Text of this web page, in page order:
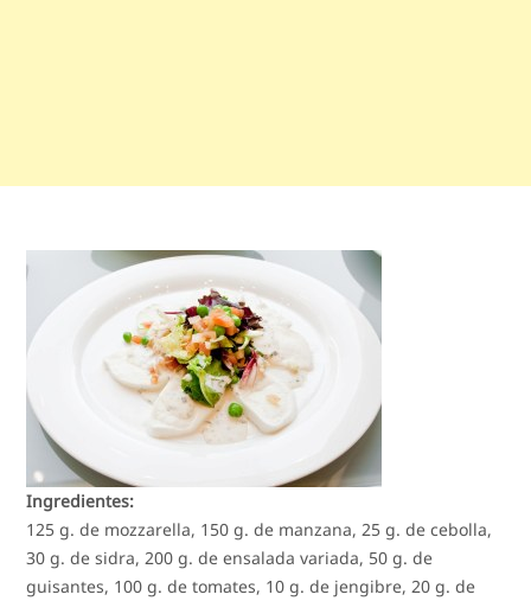
Ingredientes:
125 g. de mozzarella, 150 g. de manzana, 25 g. de cebolla,
30 g. de sidra, 200 g. de ensalada variada, 50 g. de
guisantes, 100 g. de tomates, 10 g. de jengibre, 20 g. de